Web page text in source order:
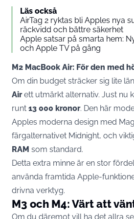
Läs också
AirTag 2 ryktas bli Apples nya
räckvidd och bättre säkerhet
Apple satsar på smarta hem:
och Apple TV på gång
M2 MacBook Air: För den med
Om din budget sträcker sig lite
Airett utmärkt alternativ. Just nu
runt 13 000 kronor. Den här
Apples moderna design med
färgalternativet Midnight, och
RAM som standard.
Detta extra minne är en stor
använda framtida Apple-
drivna verktyg.
M3 och M4: Värt att
Om du däremot vill ha det allra